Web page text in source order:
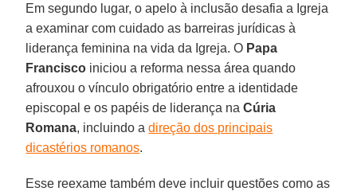
Em segundo lugar, o apelo à inclusão desafia a Igreja
a examinar com cuidado as barreiras jurídicas à
liderança feminina na vida da Igreja. O Papa
Francisco iniciou a reforma nessa área quando
afrouxou o vínculo obrigatório entre a identidade
episcopal e os papéis de liderança naCúria
Romana, incluindo adireção dos principais
dicastérios romanos.
Esse reexame também deve incluir questões como as